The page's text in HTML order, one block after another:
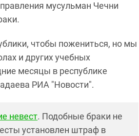
мусульман Чечни
чтобы пожениться, но мы
и других учебных
месяцы в республике
РИА "Новости".
невест. Подобные браки не
установлен штраф в